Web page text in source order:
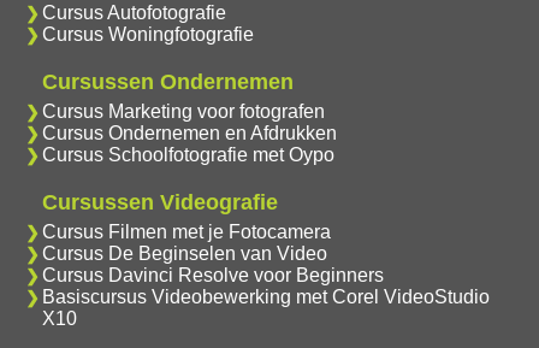
Cursus Autofotografie
Cursus Woningfotografie
Cursussen Ondernemen
Cursus Marketing voor fotografen
Cursus Ondernemen en Afdrukken
Cursus Schoolfotografie met Oypo
Cursussen Videografie
Cursus Filmen met je Fotocamera
Cursus De Beginselen van Video
Cursus Davinci Resolve voor Beginners
Basiscursus Videobewerking met Corel VideoStudio
X10